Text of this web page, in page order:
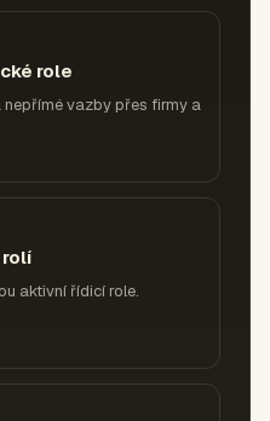
role
vazby přes firmy a
aktivní řídicí role.